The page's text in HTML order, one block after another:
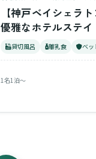
【神戸ベイシェラ
優雅なホテルステイ
貸切風呂 離乳食 ベッ
1名1泊〜